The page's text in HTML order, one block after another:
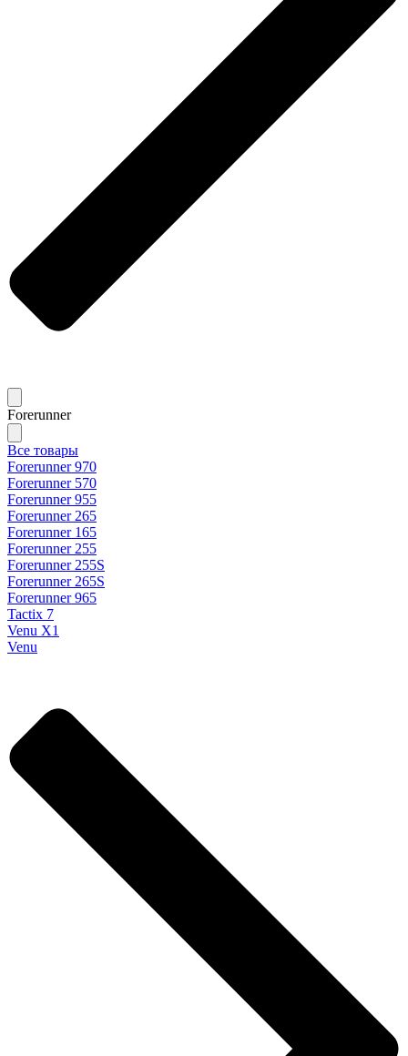
Forerunner
Все товары
Forerunner 970
Forerunner 570
Forerunner 955
Forerunner 265
Forerunner 165
Forerunner 255
Forerunner 255S
Forerunner 265S
Forerunner 965
Tactix 7
Venu X1
Venu